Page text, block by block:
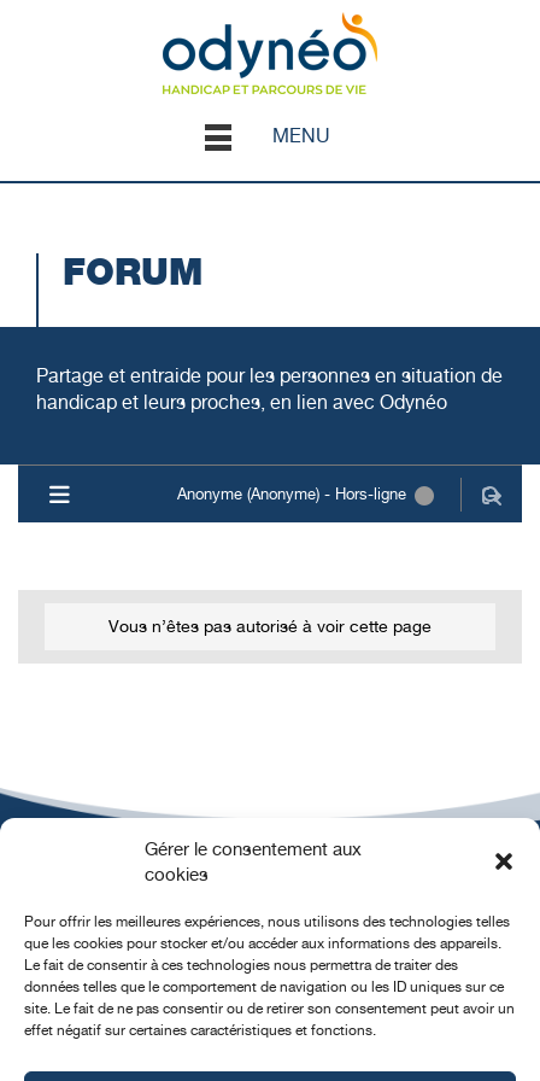
Gérer le consentement aux
cookies
Pour offrir les meilleures expériences, nous utilisons des technologies telles
que les cookies pour stocker et/ou accéder aux informations des appareils.
Le fait de consentir à ces technologies nous permettra de traiter des
données telles que le comportement de navigation ou les ID uniques sur ce
site. Le fait de ne pas consentir ou de retirer son consentement peut avoir un
effet négatif sur certaines caractéristiques et fonctions.
MENU
FORUM
Partage et entraide pour les personnes en situation de
handicap et leurs proches, en lien avec Odynéo
Anonyme (Anonyme) - Hors-ligne
Vous n’êtes pas autorisé à voir cette page
MENTIONS
LÉGALES
CONTACT
POLITIQUE DE
COOKIES